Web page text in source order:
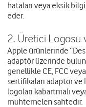
hataları veya eksik
eder.
2. Üretici Logosu
Apple ürünlerinde
adaptör üzerinde
genellikle CE, FCC
sertifikaları adaptör ve
logoları kabartmalı
muhtemelen sahtedir.